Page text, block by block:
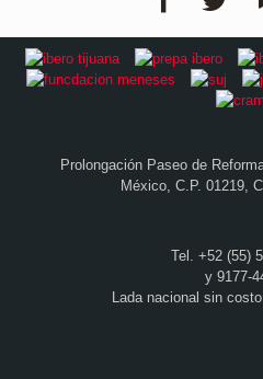
Prolongación Paseo de
México, C.P. 01219,
Tel. +52 (55)
y 9177-
Lada nacional sin